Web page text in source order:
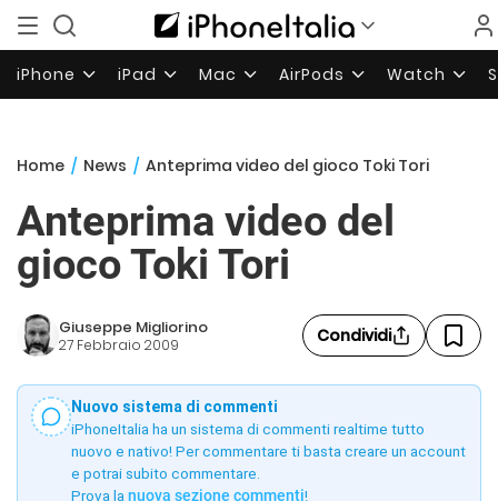
iPhone iPad Mac AirPods Watch
Home / News / Anteprima video del gioco Toki Tori
Anteprima video del
gioco Toki Tori
Giuseppe Migliorino
27 Febbraio 2009 Condividi
Nuovo sistema di commenti
iPhoneItalia ha un sistema di commenti realtime tutto
nuovo e nativo! Per commentare ti basta creare un account
e potrai subito commentare.
Prova la nuova sezione commenti!